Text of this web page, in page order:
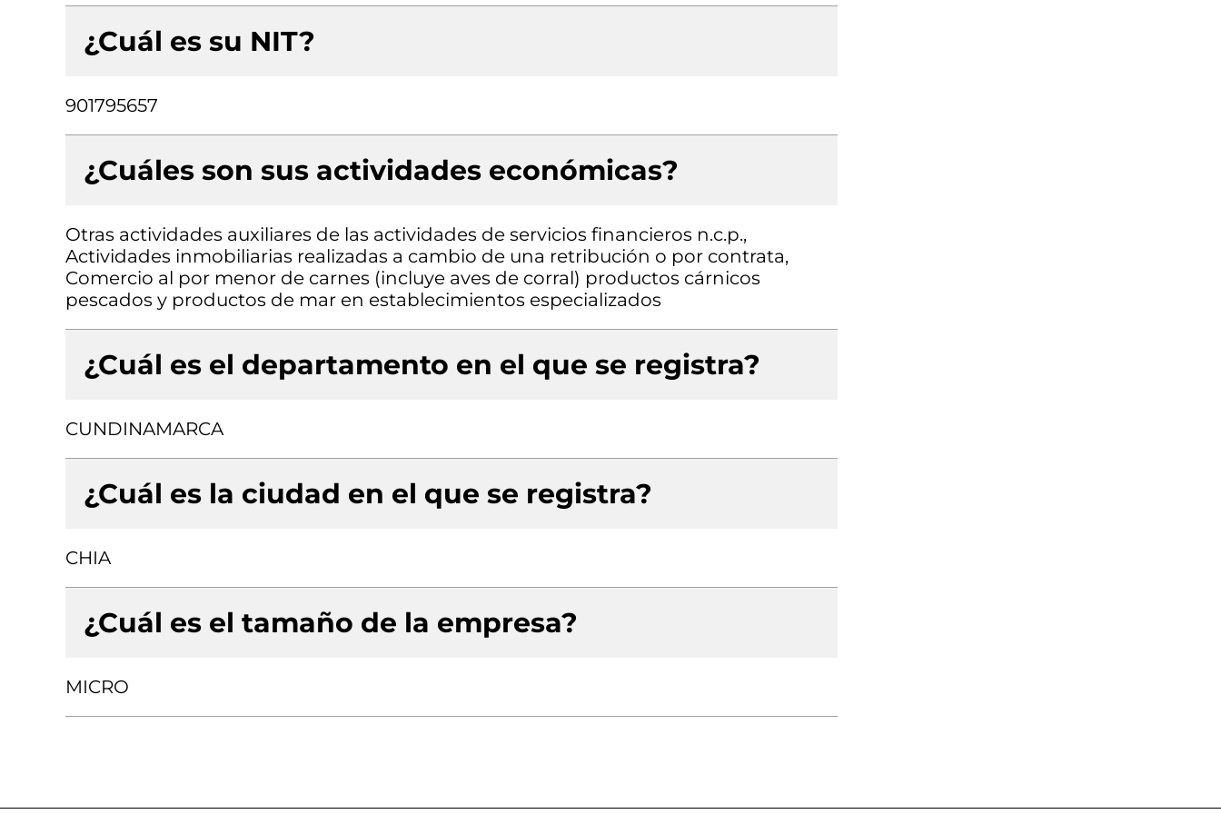
¿Cuál es su NIT?
901795657
¿Cuáles son sus actividades económicas?
Otras actividades auxiliares de las actividades de servicios financieros n.c.p.,
Actividades inmobiliarias realizadas a cambio de una retribución o por contrata,
Comercio al por menor de carnes (incluye aves de corral) productos cárnicos
pescados y productos de mar en establecimientos especializados
¿Cuál es el departamento en el que se registra?
CUNDINAMARCA
¿Cuál es la ciudad en el que se registra?
CHIA
¿Cuál es el tamaño de la empresa?
MICRO